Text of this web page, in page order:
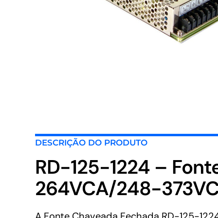
DESCRIÇÃO DO PRODUTO
RD-125-1224 –
264VCA/248-